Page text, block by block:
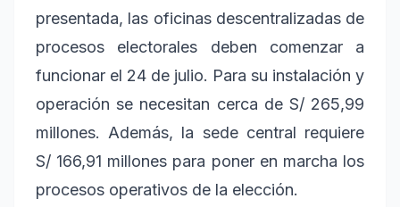
presentada, las oficinas descentralizadas de
procesos electorales deben comenzar a
funcionar el 24 de julio. Para su instalación y
operación se necesitan cerca de S/ 265,99
millones. Además, la sede central requiere
S/ 166,91 millones para poner en marcha los
procesos operativos de la elección.